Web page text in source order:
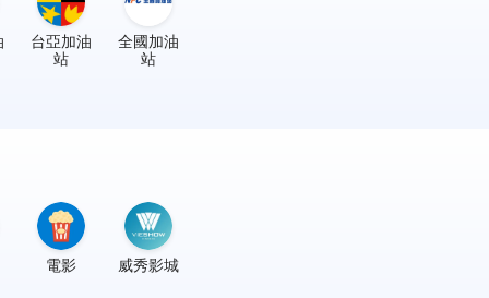
台亞加油
站
全國加油
站
電影 威秀影城